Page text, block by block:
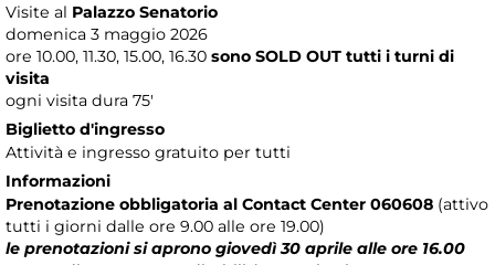
Visite al Palazzo Senatorio
domenica 3 maggio 2026
ore 10.00, 11.30, 15.00, 16.30 sono SOLD OUT tutti i turni di
visita
ogni visita dura 75'
Biglietto d'ingresso
Attività e ingresso gratuito per tutti
Informazioni
Prenotazione obbligatoria al Contact Center 060608 (attivo
tutti i giorni dalle ore 9.00 alle ore 19.00)
le prenotazioni si aprono giovedì 30 aprile alle ore 16.00